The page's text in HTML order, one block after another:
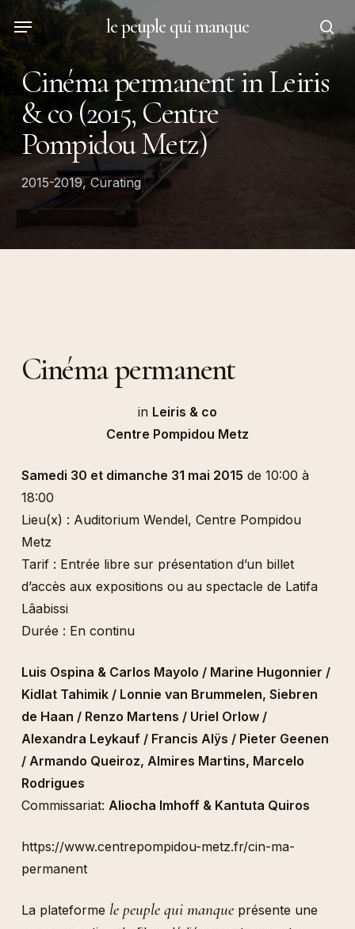
Skip
main
content
le peuple qui manque
Menu
Cinéma permanent in Leiris
& co (2015, Centre
Pompidou Metz)
2015-2019,Curating
Cinéma permanent
in Leiris & co
Centre Pompidou Metz
Samedi 30 et dimanche 31 mai 2015 de 10:00 à
18:00
Lieu(x) : Auditorium Wendel, Centre Pompidou
Metz
Tarif : Entrée libre sur présentation d’un billet
d’accès aux expositions ou au spectacle de Latifa
Lâabissi
Durée : En continu
Luis Ospina & Carlos Mayolo / Marine Hugonnier /
Kidlat Tahimik / Lonnie van Brummelen, Siebren
de Haan / Renzo Martens / Uriel Orlow /
Alexandra Leykauf / Francis Alÿs / Pieter Geenen
/ Armando Queiroz, Almires Martins, Marcelo
Rodrigues
Commissariat: Aliocha Imhoff & Kantuta Quiros
https://www.centrepompidou-metz.fr/cin-ma-
permanent
La plateforme le peuple qui manqueprésente une